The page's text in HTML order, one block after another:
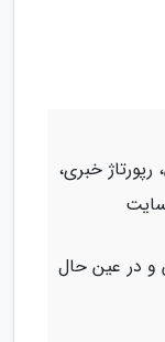
خبری،
در عین حال